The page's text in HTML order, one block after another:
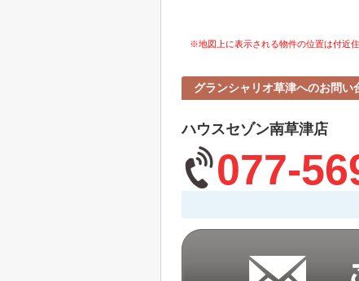
※地図上に表示される物件の位置は付近
グランシャリオ草津へのお問い
ハウスセゾン南草津店
077-